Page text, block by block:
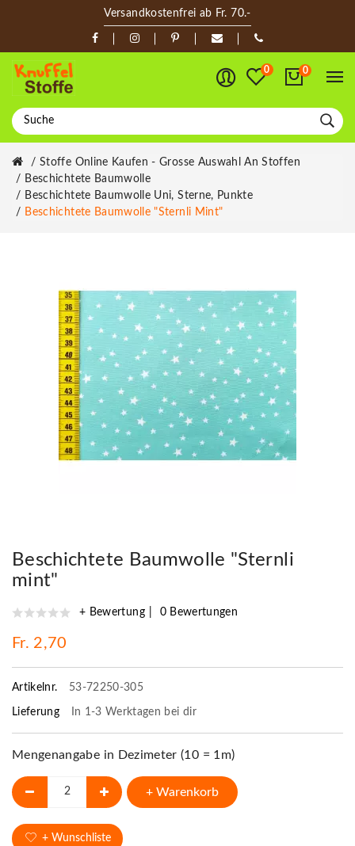
Versandkostenfrei ab Fr. 70.-
0 0
Stoffe Online Kaufen - Grosse Auswahl An Stoffen
Beschichtete Baumwolle
Beschichtete Baumwolle Uni, Sterne, Punkte
Beschichtete Baumwolle "Sternli Mint"
Beschichtete Baumwolle "Sternli
mint"
+ Bewertung 0 Bewertungen
Fr. 2,70
Artikelnr. 53-72250-305
Lieferung In 1-3 Werktagen bei dir
Mengenangabe in Dezimeter (10 = 1m)
+ Warenkorb
+ Wunschliste